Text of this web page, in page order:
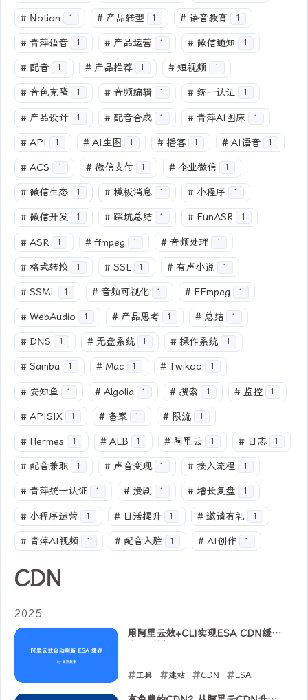
# Notion 1 # 产品转型 1 # 语音教育 1
# 青萍语音 1 # 产品运营 1 # 微信通知 1
# 配音 1 # 产品推荐 1 # 短视频 1
# 音色克隆 1 # 音频编辑 1 # 统一认证 1
# 产品设计 1 # 配音合成 1 # 青萍AI图床 1
# API 1 # AI生图 1 # 播客 1 # AI语音 1
# ACS 1 # 微信支付 1 # 企业微信 1
# 微信生态 1 # 模板消息 1 # 小程序 1
# 微信开发 1 # 踩坑总结 1 # FunASR 1
# ASR 1 # ffmpeg 1 # 音频处理 1
# 格式转换 1 # SSL 1 # 有声小说 1
# SSML 1 # 音频可视化 1 # FFmpeg 1
# WebAudio 1 # 产品思考 1 # 总结 1
# DNS 1 # 无盘系统 1 # 操作系统 1
# Samba 1 # Mac 1 # Twikoo 1
# 安知鱼 1 # Algolia 1 # 搜索 1 # 监控 1
# APISIX 1 # 备案 1 # 限流 1
# Hermes 1 # ALB 1 # 阿里云 1 # 日志 1
# 配音兼职 1 # 声音变现 1 # 接入流程 1
# 青萍统一认证 1 # 漫剧 1 # 增长复盘 1
# 小程序运营 1 # 日活提升 1 # 邀请有礼 1
# 青萍AI视频 1 # 配音入驻 1 # AI创作 1
CDN
2025
用阿里云效+CLI实现ESA CDN缓存
工具 建站 CDN ESA